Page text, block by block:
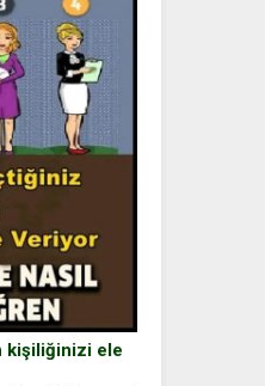
kişiliğinizi ele